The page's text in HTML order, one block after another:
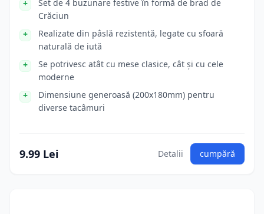
Set de 4 buzunare festive în formă de brad de
Crăciun
Realizate din pâslă rezistentă, legate cu sfoară
naturală de iută
Se potrivesc atât cu mese clasice, cât și cu cele
moderne
Dimensiune generoasă (200x180mm) pentru
diverse tacâmuri
9.99 Lei Detalii cumpără